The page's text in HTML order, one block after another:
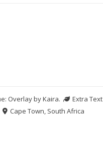
Overlay byKaira.
Extra Text
Cape Town, South Africa